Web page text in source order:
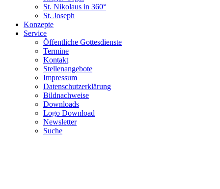
St. Nikolaus in 360°
St. Joseph
Konzepte
Service
Öffentliche Gottesdienste
Termine
Kontakt
Stellenangebote
Impressum
Datenschutzerklärung
Bildnachweise
Downloads
Logo Download
Newsletter
Suche